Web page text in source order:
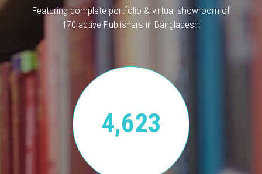
Featuring complete portfolio & virtual showroom of
170 active Publishers in Bangladesh.
4,623